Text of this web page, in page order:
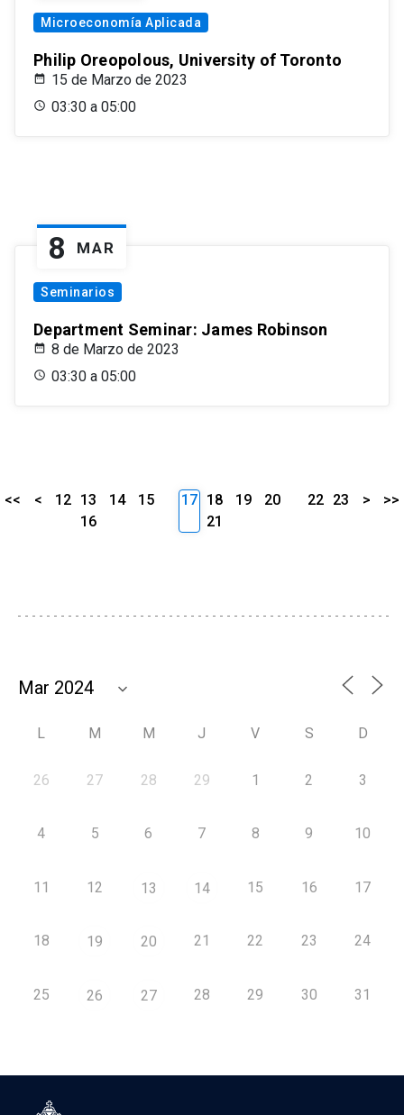
Microeconomía Aplicada
Philip Oreopolous, University of Toronto
15 de Marzo de 2023
03:30 a 05:00
8 MAR
Seminarios
Department Seminar: James Robinson
8 de Marzo de 2023
03:30 a 05:00
<< < 12 13 14
15
16
17 18 19
20
21
22 23 > >>
L M M J V S D
26 27 28 29 1 2 3
4 5 6 7 8 9 10
11 12 13 14 15 16 17
18 19 20 21 22 23 24
25 26 27 28 29 30 31